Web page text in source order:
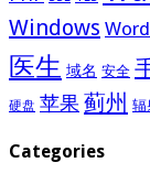
Windows
医生 域名 安全
硬盘 苹果 蓟州 辐
Categories